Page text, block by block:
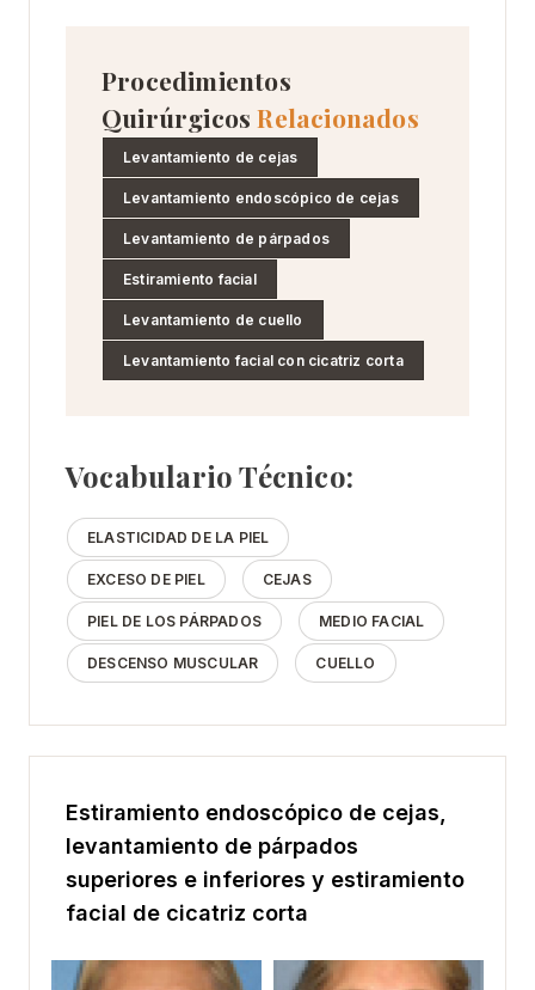
Procedimientos
Quirúrgicos Relacionados
Levantamiento de cejas
Levantamiento endoscópico de cejas
Levantamiento de párpados
Estiramiento facial
Levantamiento de cuello
Levantamiento facial con cicatriz corta
Vocabulario Técnico:
ELASTICIDAD DE LA PIEL
EXCESO DE PIEL CEJAS
PIEL DE LOS PÁRPADOS MEDIO FACIAL
DESCENSO MUSCULAR CUELLO
Estiramiento endoscópico de cejas,
levantamiento de párpados
superiores e inferiores y estiramiento
facial de cicatriz corta